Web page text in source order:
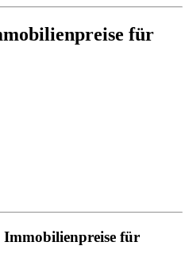
für
für